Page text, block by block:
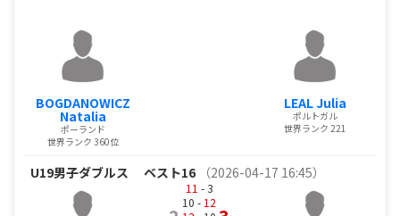
BOGDANOWICZ
Natalia
ポーランド
世界ランク 360位
LEAL Julia
ポルトガル
世界ランク 221
U19男子ダブルス ベスト16 （2026-04-17 16:45）
11 - 3
10 - 12